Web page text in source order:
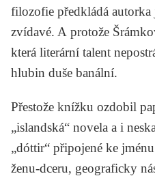
filozofie předkládá
zvídavé. A protože
která literární talent
hlubin duše banální.
Přestože knížku ozdobil
„islandská“ novela a i
„dóttir“ připojené ke
ženu-dceru, geograficky